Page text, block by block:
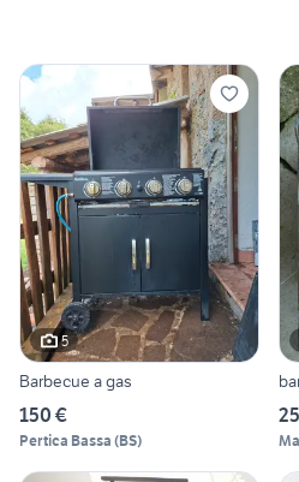
5
Barbecue a gas
150 €
Pertica Bassa (BS)